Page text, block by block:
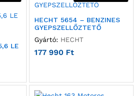
LE
HECHT 5654 – BENZINES
GYEPSZELLŐZTETŐ
Gyártó: HECHT
177 990 Ft